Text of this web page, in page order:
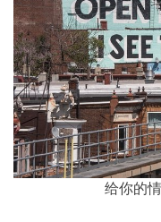
给你的